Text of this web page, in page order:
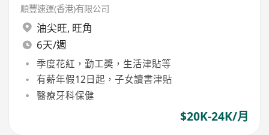
順豐速運(香港)有限公司
油尖旺, 旺角
6天/週
季度花紅，勤工獎，生活津貼等
有薪年假12日起，子女讀書津貼
醫療牙科保健
$20K-24K/月